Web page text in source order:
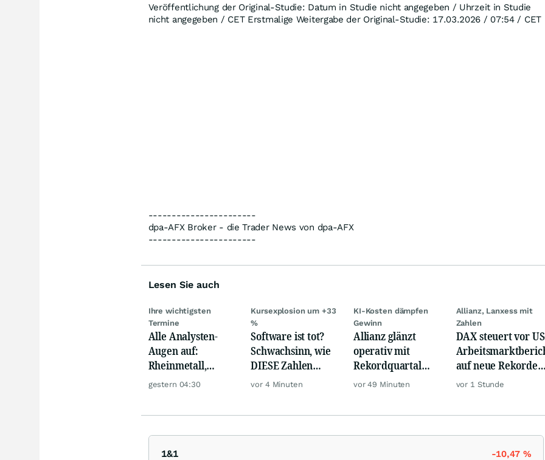
Veröffentlichung der Original-Studie: Datum in Studie nicht angegeben / Uhrzeit in Studie
nicht angegeben / CET Erstmalige Weitergabe der Original-Studie: 17.03.2026 / 07:54 / CET
-----------------------
dpa-AFX Broker - die Trader News von dpa-AFX
-----------------------
Lesen Sie auch
Ihre wichtigsten
Termine
Alle Analysten-
Augen auf:
Rheinmetall,
Deutsche Telekom,
gestern 04:30
Kursexplosion um +33
%
Software ist tot?
Schwachsinn, wie
DIESE Zahlen
zeigen!
vor 4 Minuten
KI-Kosten dämpfen
Gewinn
Allianz glänzt
operativ mit
Rekordquartal
und fasst oberes
vor 49 Minuten
Allianz, Lanxess mit
Zahlen
DAX steuert vor
auf neue Rekorde
zu, Öl steigt
vor 1 Stunde
1&1 -10,47 %